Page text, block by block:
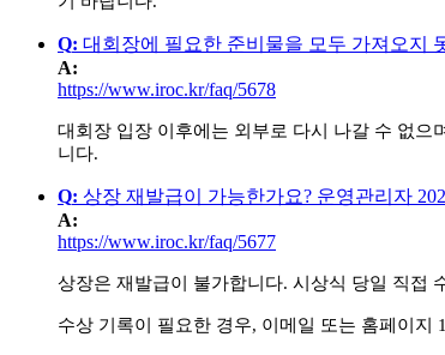
Q: 대회장에 필요한 준비물을 모두 가져오지
A:
https://www.iroc.kr/faq/5678
대회장 입장 이후에는 외부로 다시 나갈 수 없
니다.
Q: 상장 재발급이 가능한가요? 운영관리자
A:
https://www.iroc.kr/faq/5677
상장은 재발급이 불가합니다. 시상식 당일 직접
수상 기록이 필요한 경우, 이메일 또는 홈페이지